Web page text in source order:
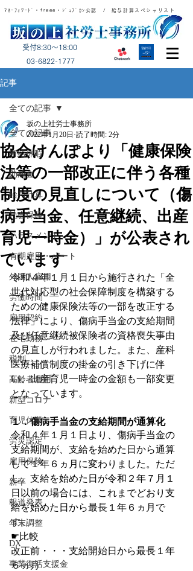
ﾏﾈｰﾌｫﾜｰﾄﾞ・freee・ｼﾞｮﾌﾞｶﾝ公認 / 給与計算スペシャリスト
受付8:30～18:00
​03-6822-1777
記事
全ての記事
有給休暇
助成金
給与計算
社会保険
ハラスメント
有期雇用・パート
外国人雇用
労働時間
雇用契約
在宅勤務
税制
高齢者雇用
新型コロナ
育児休業
労災認定
雇用保険
新卒
報道発表
年末調整
DX
事業復活支援金
全ての記事
協会けんぽより「健康保険
法等の一部改正に伴う各種
制度の見直しについて（傷
病手当金、任意継続、出産
育児一時金）」が公表され
ています
坂の上社労士事務所
2022年1月20日 読了時間: 2分
令和４年１月１日から施行された「全
世代対応型の社会保障制度を構築する
ための健康保険法等の一部を改正する
法律」により、傷病手当金の支給期間
及び任意継続被保険者の資格喪失事由
の見直しが行われました。また、産科
医療補償制度の掛金の引き下げに伴
い、出産育児一時金の金額も一部変更
となっています。
１．傷病手当金の支給期間が通算化
令和４年１月１日より、傷病手当金の
支給期間が、支給を始めた日から通算
して１年６ヵ月に変わりました。ただ
し、支給を始めた日が令和２年７月１
日以前の場合には、これまでどおり支
給を始めた日から最長１年６ヵ月で
す。
☛比較
改正前・・・支給開始日から最長１年
６ヵ月